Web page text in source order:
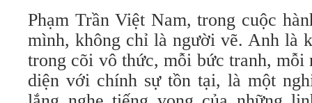
Phạm Trần Việt Nam, trong cuộc
mình, không chỉ là người vẽ. Anh là
trong cõi vô thức, mỗi bức tranh, mỗi
diện với chính sự tồn tại, là một